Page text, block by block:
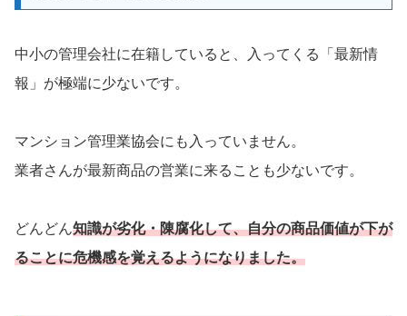
中小の管理会社に在籍していると、入ってくる「最新情
報」が極端に少ないです。
マンション管理業協会にも入っていません。
業者さんが最新商品の営業に来ることも少ないです。
どんどん知識が劣化・陳腐化して、自分の商品価値が下が
ることに危機感を覚えるようになりました。